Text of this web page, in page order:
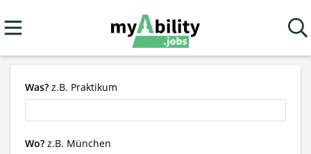
Was? z.B. Praktikum
Wo? z.B. München